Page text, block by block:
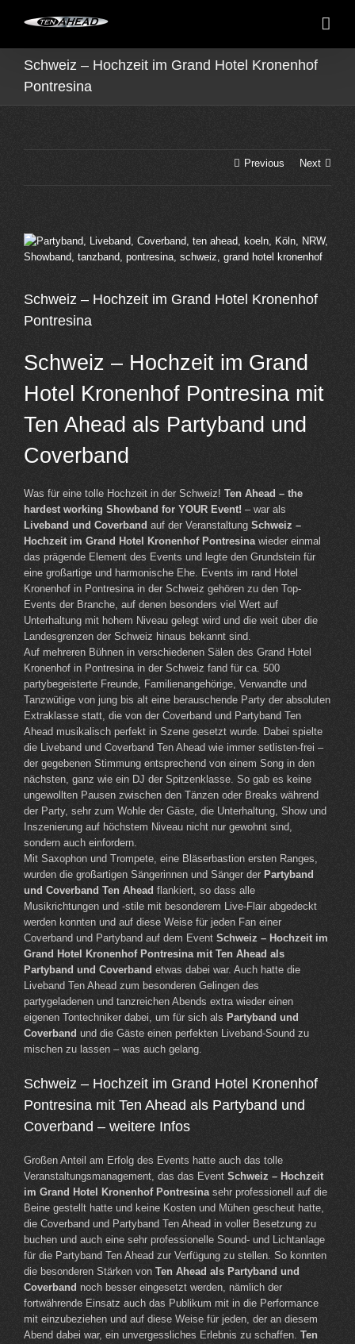
Schweiz – Hochzeit im Grand Hotel Kronenhof
Pontresina
Previous Next
View
Larger
Schweiz – Hochzeit im Grand Hotel Kronenhof
Pontresina
Schweiz – Hochzeit im Grand
Hotel Kronenhof Pontresina mit
Ten Ahead als Partyband und
Coverband
Was für eine tolle Hochzeit in der Schweiz! Ten Ahead – the
hardest working Showband for YOUR Event! – war als
Liveband und Coverband auf der Veranstaltung Schweiz –
Hochzeit im Grand Hotel Kronenhof Pontresina wieder einmal
das prägende Element des Events und legte den Grundstein für
eine großartige und harmonische Ehe. Events im rand Hotel
Kronenhof in Pontresina in der Schweiz gehören zu den Top-
Events der Branche, auf denen besonders viel Wert auf
Unterhaltung mit hohem Niveau gelegt wird und die weit über die
Landesgrenzen der Schweiz hinaus bekannt sind.
Auf mehreren Bühnen in verschiedenen Sälen des Grand Hotel
Kronenhof in Pontresina in der Schweiz fand für ca. 500
partybegeisterte Freunde, Familienangehörige, Verwandte und
Tanzwütige von jung bis alt eine berauschende Party der absoluten
Extraklasse statt, die von der Coverband und Partyband Ten
Ahead musikalisch perfekt in Szene gesetzt wurde. Dabei spielte
die Liveband und Coverband Ten Ahead wie immer setlisten-frei –
der gegebenen Stimmung entsprechend von einem Song in den
nächsten, ganz wie ein DJ der Spitzenklasse. So gab es keine
ungewollten Pausen zwischen den Tänzen oder Breaks während
der Party, sehr zum Wohle der Gäste, die Unterhaltung, Show und
Inszenierung auf höchstem Niveau nicht nur gewohnt sind,
sondern auch einfordern.
Mit Saxophon und Trompete, eine Bläserbastion ersten Ranges,
wurden die großartigen Sängerinnen und Sänger der Partyband
und Coverband Ten Ahead flankiert, so dass alle
Musikrichtungen und -stile mit besonderem Live-Flair abgedeckt
werden konnten und auf diese Weise für jeden Fan einer
Coverband und Partyband auf dem Event Schweiz – Hochzeit im
Grand Hotel Kronenhof Pontresina mit Ten Ahead als
Partyband und Coverband etwas dabei war. Auch hatte die
Liveband Ten Ahead zum besonderen Gelingen des
partygeladenen und tanzreichen Abends extra wieder einen
eigenen Tontechniker dabei, um für sich als Partyband und
Coverband und die Gäste einen perfekten Liveband-Sound zu
mischen zu lassen – was auch gelang.
Schweiz – Hochzeit im Grand Hotel Kronenhof
Pontresina mit Ten Ahead als Partyband und
Coverband – weitere Infos
Großen Anteil am Erfolg des Events hatte auch das tolle
Veranstaltungsmanagement, das das Event Schweiz – Hochzeit
im Grand Hotel Kronenhof Pontresinasehr professionell auf die
Beine gestellt hatte und keine Kosten und Mühen gescheut hatte,
die Coverband und Partyband Ten Ahead in voller Besetzung zu
buchen und auch eine sehr professionelle Sound- und Lichtanlage
für die Partyband Ten Ahead zur Verfügung zu stellen. So konnten
die besonderen Stärken von Ten Ahead als Partyband und
Coverband noch besser eingesetzt werden, nämlich der
fortwährende Einsatz auch das Publikum mit in die Performance
mit einzubeziehen und auf diese Weise für jeden, der an diesem
Abend dabei war, ein unvergessliches Erlebnis zu schaffen. Ten